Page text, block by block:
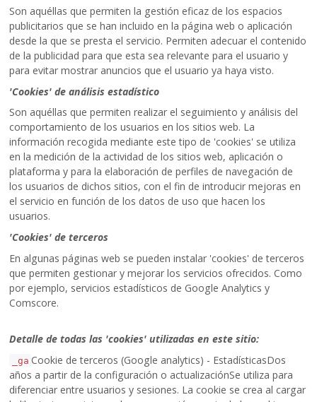
Son aquéllas que permiten la gestión eficaz de los espacios
publicitarios que se han incluido en la página web o aplicación
desde la que se presta el servicio. Permiten adecuar el contenido
de la publicidad para que esta sea relevante para el usuario y
para evitar mostrar anuncios que el usuario ya haya visto.
'Cookies' de análisis estadístico
Son aquéllas que permiten realizar el seguimiento y análisis del
comportamiento de los usuarios en los sitios web. La
información recogida mediante este tipo de 'cookies' se utiliza
en la medición de la actividad de los sitios web, aplicación o
plataforma y para la elaboración de perfiles de navegación de
los usuarios de dichos sitios, con el fin de introducir mejoras en
el servicio en función de los datos de uso que hacen los
usuarios.
'Cookies' de terceros
En algunas páginas web se pueden instalar 'cookies' de terceros
que permiten gestionar y mejorar los servicios ofrecidos. Como
por ejemplo, servicios estadísticos de Google Analytics y
Comscore.
Detalle de todas las 'cookies' utilizadas en este sitio:
_ga Cookie de terceros (Google analytics) - EstadísticasDos
años a partir de la configuración o actualizaciónSe utiliza para
diferenciar entre usuarios y sesiones. La cookie se crea al cargar